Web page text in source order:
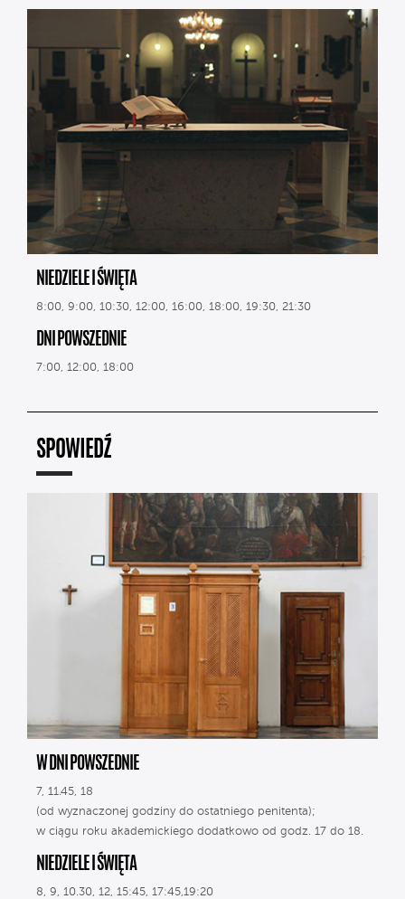
NIEDZIELE I ŚWIĘTA
8:00, 9:00, 10:30, 12:00, 16:00, 18:00, 19:30, 21:30
DNI POWSZEDNIE
7:00, 12:00, 18:00
SPOWIEDŹ
W DNI POWSZEDNIE
7, 11.45, 18
(od wyznaczonej godziny do ostatniego penitenta);
w ciągu roku akademickiego dodatkowo od godz. 17 do 18.
NIEDZIELE I ŚWIĘTA
8, 9, 10.30, 12, 15:45, 17:45,19:20